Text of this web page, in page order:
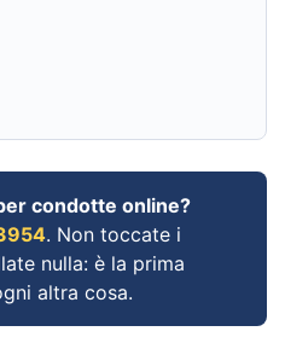
condotte online?
. Non toccate i
nulla: è la prima
altra cosa.